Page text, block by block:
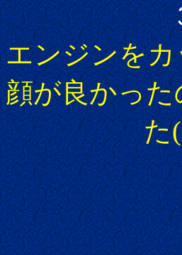
３機は上
エンジンを
顔が良かっ
た(扉画